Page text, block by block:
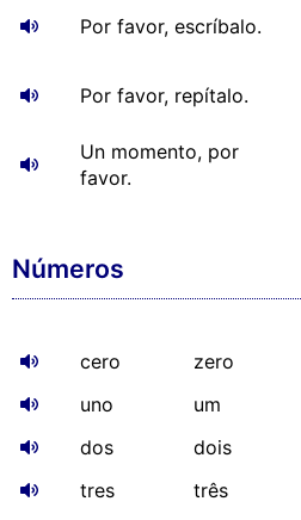
Por favor, escríbalo.
Por favor, repítalo.
Un momento, por
favor.
Números
cero
zero
uno
um
dos
dois
tres
três